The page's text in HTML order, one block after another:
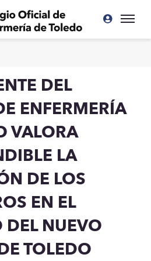
DEL
ENFERMERÍA
VALORA
LA
DE LOS
EN EL
DEL NUEVO
TOLEDO